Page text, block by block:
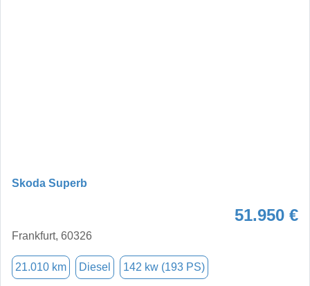
Skoda Superb
51.950 €
Frankfurt, 60326
21.010 km Diesel 142 kw (193 PS)